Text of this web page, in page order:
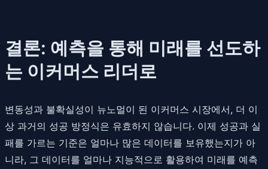
결론: 예측을 통해 미래를 선도하
는 이커머스 리더로
변동성과 불확실성이 뉴노멀이 된 이커머스 시장에서, 더 이
상 과거의 성공 방정식은 유효하지 않습니다. 이제 성공과 실
패를 가르는 기준은 얼마나 많은 데이터를 보유했는지가 아
니라, 그 데이터를 얼마나 지능적으로 활용하여 미래를 예측